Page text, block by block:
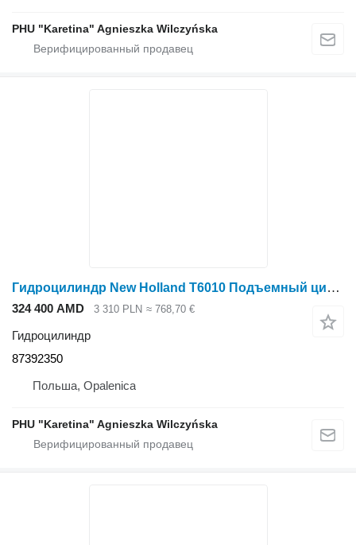
PHU "Karetina" Agnieszka Wilczyńska
Гидроцилиндр New Holland T6010 Подъемный цилиндр двустороннего действия, шток 40 мм, ход 177 мм 87392350 для трактора колесного New Holland T6010
324 400 AMD 3 310 PLN ≈ 768,70 €
Гидроцилиндр
87392350
Польша, Opalenica
PHU "Karetina" Agnieszka Wilczyńska